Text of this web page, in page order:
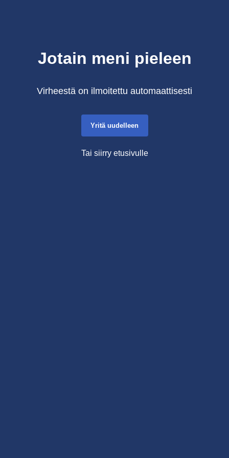
Jotain meni pieleen
Virheestä on ilmoitettu automaattisesti
Yritä uudelleen
Tai siirry etusivulle